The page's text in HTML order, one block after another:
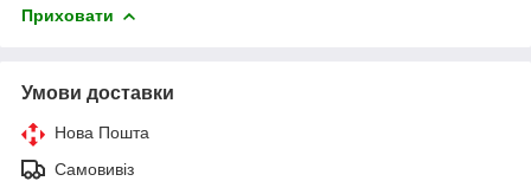
Приховати
Умови доставки
Нова Пошта
Самовивіз